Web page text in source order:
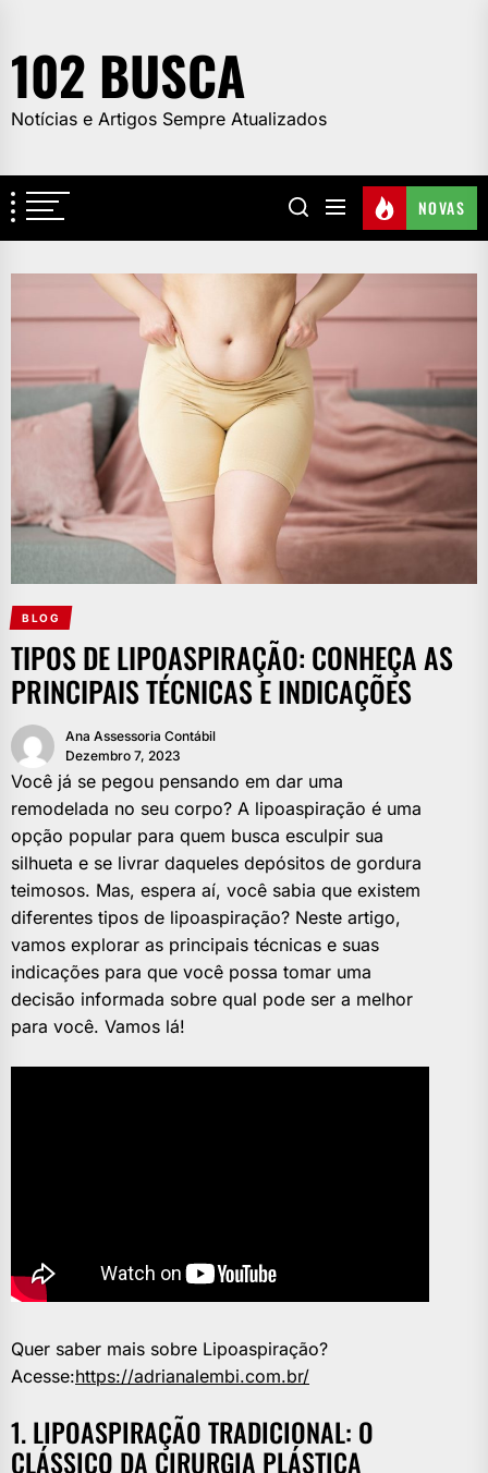
the
content
102 BUSCA
Notícias e Artigos Sempre Atualizados
NOVAS
BLOG
TIPOS DE LIPOASPIRAÇÃO: CONHEÇA AS
PRINCIPAIS TÉCNICAS E INDICAÇÕES
Ana Assessoria Contábil
Dezembro 7, 2023
Você já se pegou pensando em dar uma
remodelada no seu corpo? A lipoaspiração é uma
opção popular para quem busca esculpir sua
silhueta e se livrar daqueles depósitos de gordura
teimosos. Mas, espera aí, você sabia que existem
diferentes tipos de lipoaspiração? Neste artigo,
vamos explorar as principais técnicas e suas
indicações para que você possa tomar uma
decisão informada sobre qual pode ser a melhor
para você. Vamos lá!
Quer saber mais sobre Lipoaspiração?
Acesse:https://adrianalembi.com.br/
1. LIPOASPIRAÇÃO TRADICIONAL: O
CLÁSSICO DA CIRURGIA PLÁSTICA